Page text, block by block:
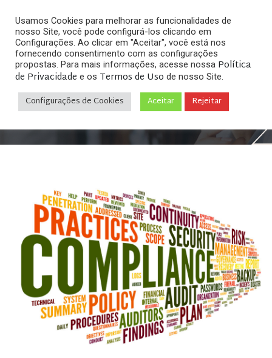
Home »Direito Digital & Internet » Você sabe o que é
Compliance?
Usamos Cookies para melhorar as funcionalidades de
nosso Site, você pode configurá-los clicando em
Configurações. Ao clicar em "Aceitar", você está nos
fornecendo consentimento com as configurações
propostas. Para mais informações, acesse nossa Política
de Privacidade e os Termos de Uso de nosso Site.
Configurações de Cookies Aceitar Rejeitar